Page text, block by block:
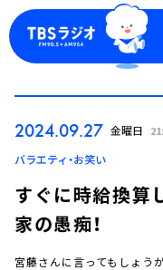
ログイン
2024.09.27 金曜日
バラエティ・お笑い
すぐに時給換算
家の愚痴！
宮藤さんに言ってもしょう